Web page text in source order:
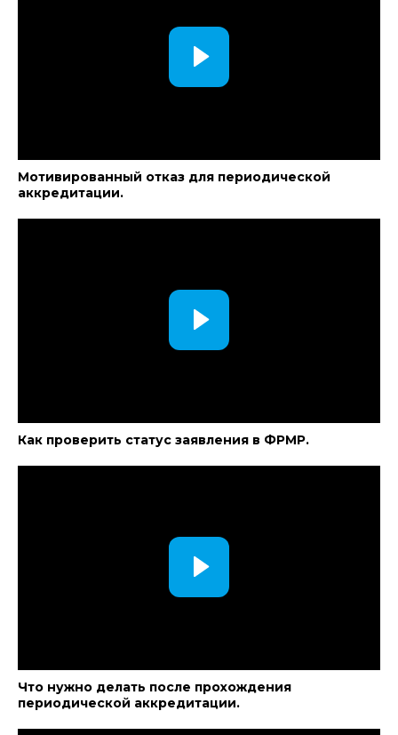
Мотивированный отказ для периодической
аккредитации.
Как проверить статус заявления в ФРМР.
Что нужно делать после прохождения
периодической аккредитации.